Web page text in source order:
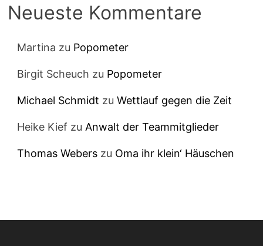
Neueste Kommentare
Martina zu Popometer
Birgit Scheuch zu Popometer
Michael Schmidt zuWettlauf gegen die Zeit
Heike Kief zuAnwalt der Teammitglieder
Thomas Webers zu Oma ihr klein‘ Häuschen